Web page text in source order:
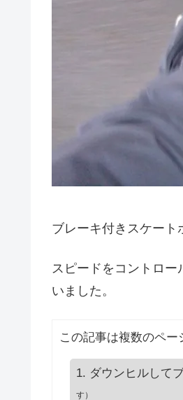
ブレーキ付きスケート
スピードをコントロ
いました。
この記事は複数のペー
ダウンヒルして
す）